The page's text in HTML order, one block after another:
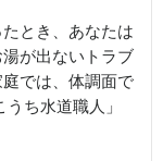
とき、あなたは
が出ないトラブ
では、体調面で
ち水道職人」